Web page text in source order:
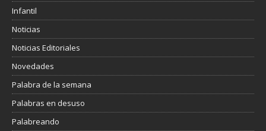
Infantil
Noticias
Noticias Editoriales
Novedades
Palabra de la semana
Palabras en desuso
Palabreando